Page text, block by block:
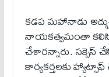
కడప మహానాడు
నాయకత్వమంతా
చేశారన్నారు. సక్సెస్
కార్యకర్తలకు